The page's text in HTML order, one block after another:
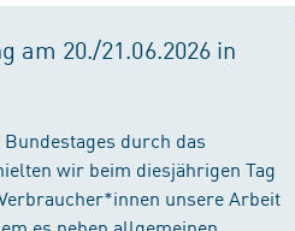
am 20./21.06.2026 in
durch das
wir beim diesjährigen Tag
unsere Arbeit